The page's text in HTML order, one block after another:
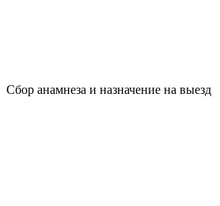
Сбор анамнеза и назначение на выезд